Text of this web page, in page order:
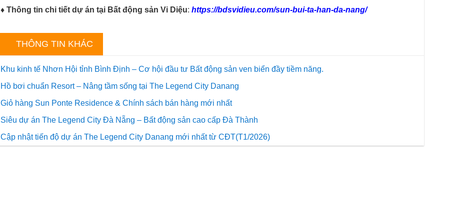
♦ Thông tin chi tiết dự án tại Bất động sản Vi Diệu: https://bdsvidieu.com/sun-bui-ta-han-da-nang/
THÔNG TIN KHÁC
Khu kinh tế Nhơn Hội tỉnh Bình Định – Cơ hội đầu tư Bất động sản ven biển đầy tiềm năng.
Hồ bơi chuẩn Resort – Nâng tầm sống tại The Legend City Danang
Giỏ hàng Sun Ponte Residence & Chính sách bán hàng mới nhất
Siêu dự án The Legend City Đà Nẵng – Bất động sản cao cấp Đà Thành
Cập nhật tiến độ dự án The Legend City Danang mới nhất từ CĐT(T1/2026)